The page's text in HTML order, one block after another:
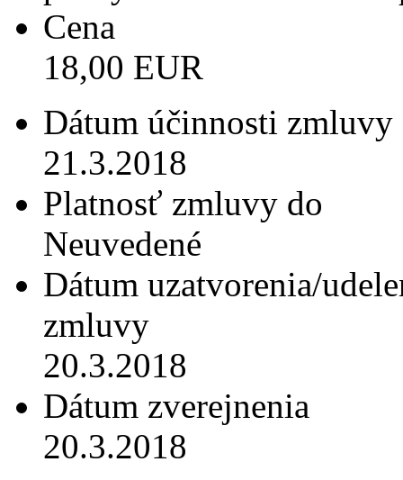
Cena
18,00 EUR
Dátum účinnosti zmluvy
21.3.2018
Platnosť zmluvy do
Neuvedené
Dátum uzatvorenia/
zmluvy
20.3.2018
Dátum zverejnenia
20.3.2018